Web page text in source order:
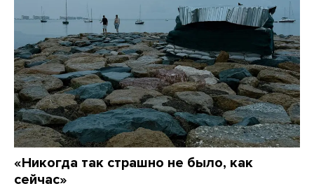
«Никогда так страшно не было, как
сейчас»